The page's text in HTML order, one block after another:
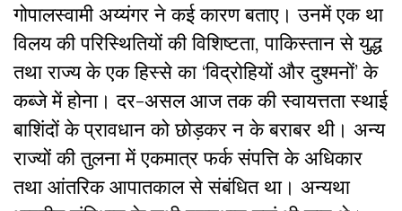
गोपालस्वामी अय्यंगर ने कई कारण बताए। उनमें एक था
विलय की परिस्थितियों की विशिष्टता,पाकिस्तान से युद्ध
तथा राज्य के एक हिस्से का ‘विद्रोहियों और दुश्मनों’ के
कब्जे में होना। दर-असल आज तक की स्वायत्तता स्थाई
बाशिंदों के प्रावधान को छोड़कर न के बराबर थी। अन्य
राज्यों की तुलना में एकमात्र फर्क संपत्ति के अधिकार
तथा आंतरिक आपातकाल से संबंधित था। अन्यथा